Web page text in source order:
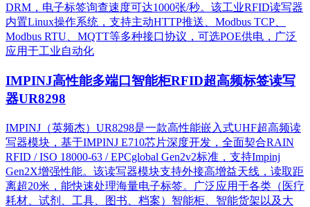
DRM，电子标签询查速度可达1000张/秒。该工业RFID读写器
内置Linux操作系统，支持主动HTTP推送、Modbus TCP、
Modbus RTU、MQTT等多种接口协议，可选POE供电，广泛
应用于工业自动化
IMPINJ高性能多端口智能柜RFID超高频标签读写
器UR8298
IMPINJ（英频杰）UR8298是一款高性能嵌入式UHF超高频读
写器模块，基于IMPINJ E710芯片深度开发，全面契合RAIN
RFID / ISO 18000-63 / EPCglobal Gen2v2标准，支持Impinj
Gen2X增强性能。该读写器模块支持外接高增益天线，读取距
离超20米，能快速处理海量电子标签。广泛应用于各类（医疗
耗材、试剂、工具、图书、档案）智能柜、智能货架以及大